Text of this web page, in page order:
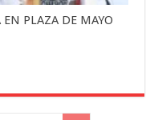
PLAZA DE MAYO